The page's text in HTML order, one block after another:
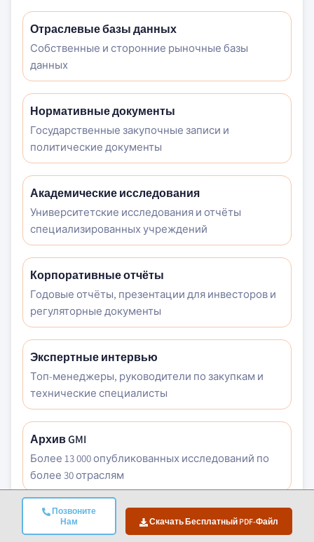
Позвоните
Нам
Скачать Бесплатный PDF-Файл
Отраслевые базы данных
Собственные и сторонние рыночные базы
данных
Нормативные документы
Государственные закупочные записи и
политические документы
Академические исследования
Университетские исследования и отчёты
специализированных учреждений
Корпоративные отчёты
Годовые отчёты, презентации для инвесторов и
регуляторные документы
Экспертные интервью
Топ-менеджеры, руководители по закупкам и
технические специалисты
Архив GMI
Более 13 000 опубликованных исследований по
более 30 отраслям
Торговые данные